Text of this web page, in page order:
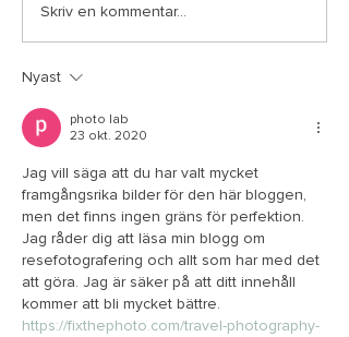
Ny öppen uteklass i
Skriv en kommentar...
Nyast
photo lab
23 okt. 2020
Jag vill säga att du har valt mycket
framgångsrika bilder för den här bloggen,
men det finns ingen gräns för perfektion.
Jag råder dig att läsa min blogg om
resefotografering och allt som har med det
att göra. Jag är säker på att ditt innehåll
kommer att bli mycket bättre.
https://fixthephoto.com/travel-photography-